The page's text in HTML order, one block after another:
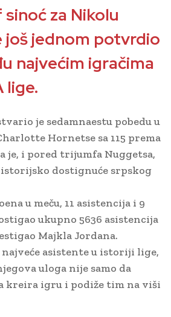
za Nikolu
još jednom potvrdio
najvećim igračima
lige.
je sedamnaestu pobedu u
Hornetse sa 115 prema
je, i pored trijumfa Nuggetsa,
dostignuće srpskog
u meču, 11 asistencija i 9
ukupno 5636 asistencija
Majkla Jordana.
asistente u istoriji lige,
uloga nije samo da
kreira igru i podiže tim na viši